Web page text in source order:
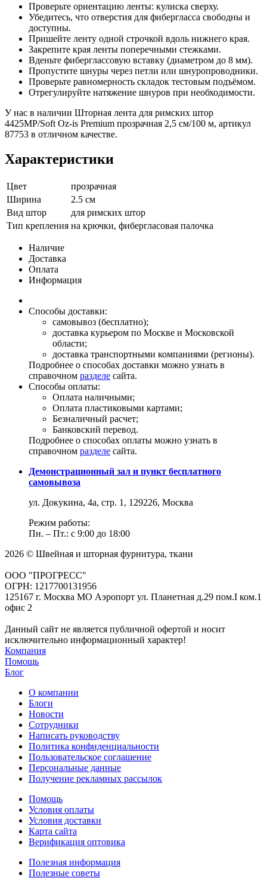
Проверьте ориентацию ленты: кулиска сверху.
Убедитесь, что отверстия для фибергласса свободны и
доступны.
Пришейте ленту одной строчкой вдоль нижнего края.
Закрепите края ленты поперечными стежками.
Вденьте фиберглассовую вставку (диаметром до 8 мм).
Пропустите шнуры через петли или шнуропроводники.
Проверьте равномерность складок тестовым подъёмом.
Отрегулируйте натяжение шнуров при необходимости.
У нас в наличии Шторная лента для римских штор
4425MP/Soft Oz-is Premium прозрачная 2,5 см/100 м, артикул
87753 в отличном качестве.
Характеристики
Цвет
прозрачная
Ширина
2.5 см
Вид штор
для римских штор
Тип крепления на крючки, фибергласовая палочка
Наличие
Доставка
Оплата
Информация
Способы доставки:
самовывоз (бесплатно);
доставка курьером по Москве и Московской
области;
доставка транспортными компаниями (регионы).
Подробнее о способах доставки можно узнать в
справочном разделе сайта.
Способы оплаты:
Оплата наличными;
Оплата пластиковыми картами;
Безналичный расчет;
Банковский перевод.
Подробнее о способах оплаты можно узнать в
справочном разделе сайта.
Демонстрационный зал и пункт бесплатного
самовывоза
ул. Докукина, 4а, стр. 1, 129226, Москва
Режим работы:
Пн. – Пт.: с 9:00 до 18:00
2026 © Швейная и шторная фурнитура, ткани
ООО "ПРОГРЕСС"
ОГРН: 1217700131956
125167 г. Москва МО Аэропорт ул. Планетная д.29 пом.I ком.1
офис 2
Данный сайт не является публичной офертой и носит
исключительно информационный характер!
Компания
Помощь
Блог
О компании
Блоги
Новости
Сотрудники
Написать руководству
Политика конфиденциальности
Пользовательское соглашение
Персональные данные
Получение рекламных рассылок
Помощь
Условия оплаты
Условия доставки
Карта сайта
Верификация оптовика
Полезная информация
Полезные советы